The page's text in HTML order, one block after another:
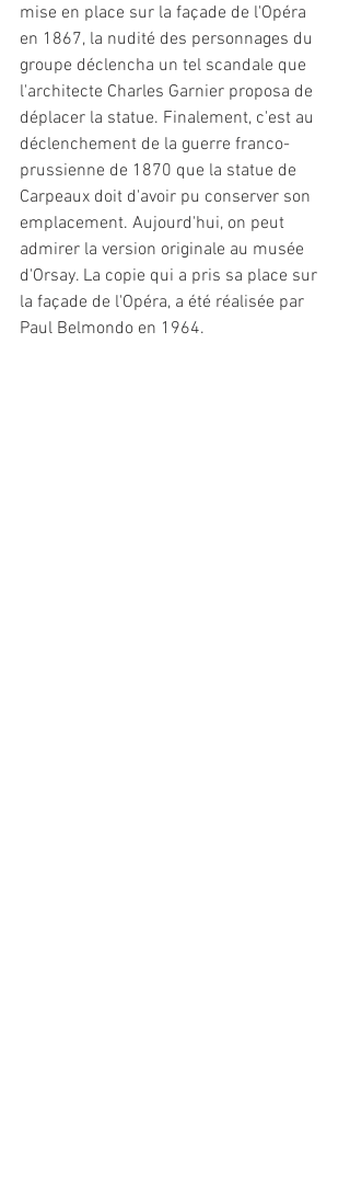
mise en place sur la façade de l'Opéra
en 1867, la nudité des personnages du
groupe déclencha un tel scandale que
l'architecte Charles Garnier proposa de
déplacer la statue. Finalement, c'est au
déclenchement de la guerre franco-
prussienne de 1870 que la statue de
Carpeaux doit d'avoir pu conserver son
emplacement. Aujourd'hui, on peut
admirer la version originale au musée
d'Orsay. La copie qui a pris sa place sur
la façade de l'Opéra, a été réalisée par
Paul Belmondo en 1964.